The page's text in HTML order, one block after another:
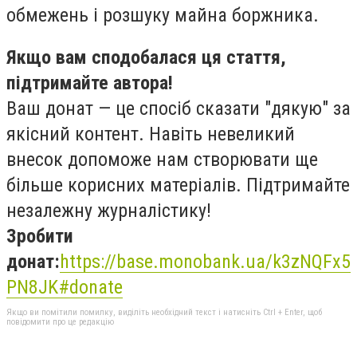
обмежень і розшуку майна боржника.
Якщо вам сподобалася ця стаття,
підтримайте автора!
Ваш донат — це спосіб сказати "дякую" за
якісний контент. Навіть невеликий
внесок допоможе нам створювати ще
більше корисних матеріалів. Підтримайте
незалежну журналістику!
Зробити
донат:https://base.monobank.ua/k3zNQFx5
PN8JK#donate
Якщо ви помітили помилку, виділіть необхідний текст і натисніть Ctrl + Enter, щоб
повідомити про це редакцію